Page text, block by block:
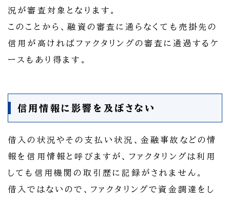
況が審査対象となります。
このことから、融資の審査に通らなくても売掛先の
信用が高ければファクタリングの審査に通過するケ
ースもあり得ます。
信用情報に影響を及ぼさない
借入の状況やその支払い状況、金融事故などの情
報を信用情報と呼びますが、ファクタリングは利用
しても信用機関の取引歴に記録がされません。
借入ではないので、ファクタリングで資金調達をし